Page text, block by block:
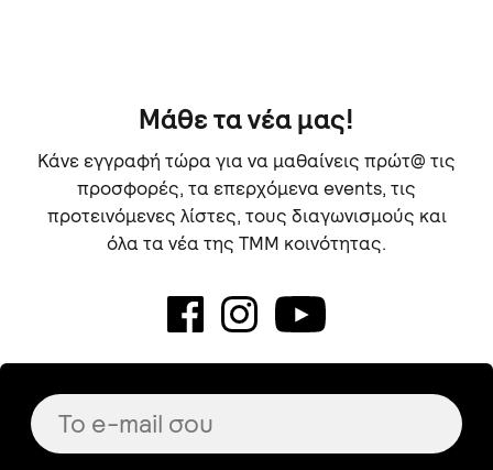
Μάθε τα νέα μας!
Κάνε εγγραφή τώρα για να μαθαίνεις πρώτ@ τις
προσφορές, τα επερχόμενα events, τις
προτεινόμενες λίστες, τους διαγωνισμούς και
όλα τα νέα της TMM κοινότητας.